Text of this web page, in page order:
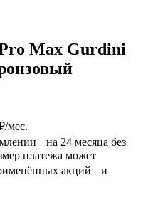
Max Gurdini
мес.
на 24 месяца без
платежа может
акций и